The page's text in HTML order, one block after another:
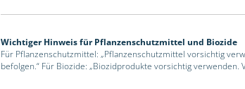
Wichtiger Hinweis für Pflanzenschutzmittel und Biozide
Für Pflanzenschutzmittel: „Pflanzenschutzmittel vorsichtig
befolgen.“ Für Biozide: „Biozidprodukte vorsichtig